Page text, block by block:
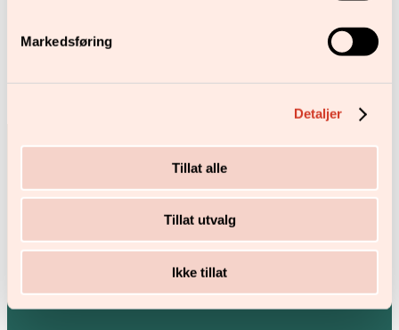
Markedsføring
Detaljer
Tillat alle
Tillat utvalg
Ikke tillat
kr379,00
Pancoveien 9,